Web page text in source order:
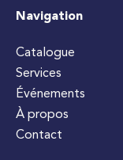
Navigation
Catalogue
Services
Événements
À propos
Contact